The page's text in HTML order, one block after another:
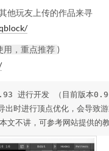
他玩友上传的作品来寻
用，重点推荐 )
进行开发 （目前版本
时进行顶点优化，会导致
讲，可参考网站提供的教